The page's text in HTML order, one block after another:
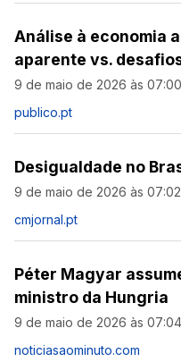
Análise à economia
aparente vs.
9 de maio de 2026 às 07:00
publico.pt
Desigualdade no
9 de maio de 2026 às 07:02
cmjornal.pt
Péter Magyar
ministro da Hungria
9 de maio de 2026 às 07:04
noticiasaominuto.com